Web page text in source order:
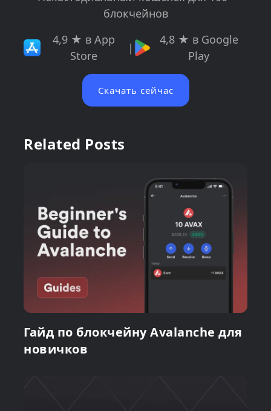
блокчейнов
4,9 ★ в App
Store
|
4,8 ★ в Google
Play
Скачать сейчас
Related Posts
Гайд по блокчейну Avalanche для
новичков